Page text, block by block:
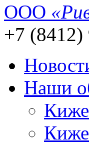
ООО
+7
Наши